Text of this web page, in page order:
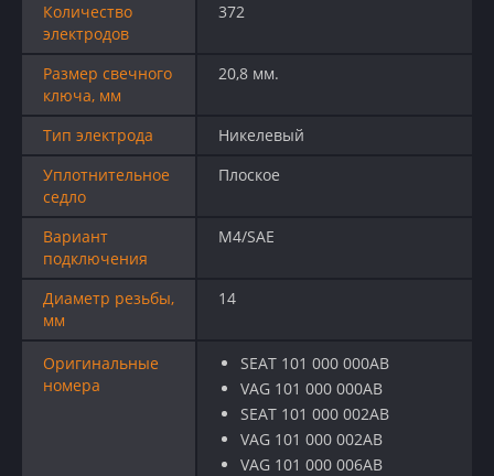
Количество
электродов
372
Размер свечного
ключа, мм
20,8 мм.
Тип электрода
Никелевый
Уплотнительное
седло
Плоское
Вариант
подключения
M4/SAE
Диаметр резьбы,
мм
14
Оригинальные
номера
SEAT 101 000 000AB
VAG 101 000 000AB
SEAT 101 000 002AB
VAG 101 000 002AB
VAG 101 000 006AB